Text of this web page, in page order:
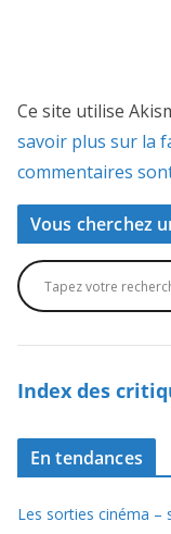
Ce site utilise
savoir plus sur la
commentaires
Vous cherchez
Index des
En tendances
Les sorties cinéma –